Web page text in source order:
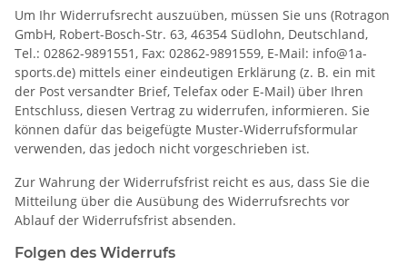
Um Ihr Widerrufsrecht auszuüben, müssen Sie uns (Rotragon
GmbH, Robert-Bosch-Str. 63, 46354 Südlohn, Deutschland,
Tel.: 02862-9891551, Fax: 02862-9891559, E-Mail: info@1a-
sports.de) mittels einer eindeutigen Erklärung (z. B. ein mit
der Post versandter Brief, Telefax oder E-Mail) über Ihren
Entschluss, diesen Vertrag zu widerrufen, informieren. Sie
können dafür das beigefügte Muster-Widerrufsformular
verwenden, das jedoch nicht vorgeschrieben ist.
Zur Wahrung der Widerrufsfrist reicht es aus, dass Sie die
Mitteilung über die Ausübung des Widerrufsrechts vor
Ablauf der Widerrufsfrist absenden.
Folgen des Widerrufs